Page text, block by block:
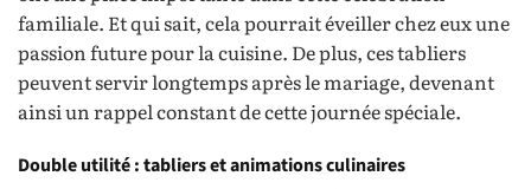
familiale. Et qui sait, cela pourrait éveiller chez eux une
passion future pour la cuisine. De plus, ces tabliers
peuvent servir longtemps après le mariage, devenant
ainsi un rappel constant de cette journée spéciale.
Double utilité : tabliers et animations culinaires